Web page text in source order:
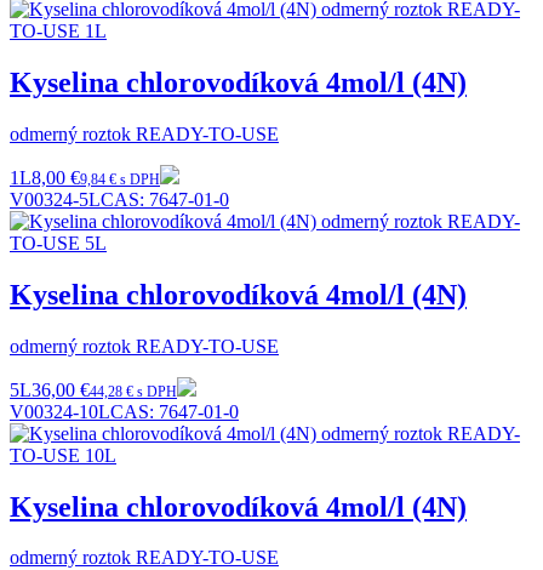
Kyselina chlorovodíková 4mol/l (4N)
odmerný roztok READY-TO-USE
1L8,00 €9,84 € s DPH
V00324-5LCAS: 7647-01-0
Kyselina chlorovodíková 4mol/l (4N)
odmerný roztok READY-TO-USE
5L36,00 €44,28 € s DPH
V00324-10LCAS: 7647-01-0
Kyselina chlorovodíková 4mol/l (4N)
odmerný roztok READY-TO-USE